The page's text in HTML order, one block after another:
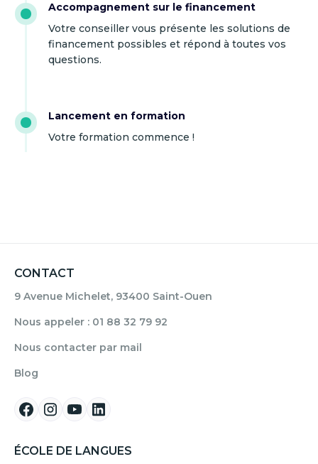
Accompagnement sur le financement
Votre conseiller vous présente les solutions de
financement possibles et répond à toutes vos
questions.
Lancement en formation
Votre formation commence !
CONTACT
9 Avenue Michelet, 93400 Saint-Ouen
Nous appeler : 01 88 32 79 92
Nous contacter par mail
Blog
ÉCOLE DE LANGUES